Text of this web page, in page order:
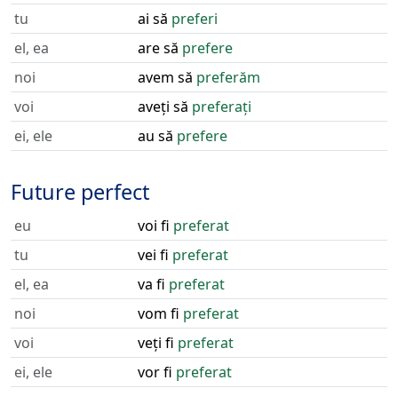
tu
ai să preferi
el, ea
are să prefere
noi
avem să preferăm
voi
aveți să preferați
ei, ele
au să prefere
Future perfect
eu voi fi preferat
tu
vei fi preferat
el, ea
va fi preferat
noi
vom fi preferat
voi
veți fi preferat
ei, ele
vor fi preferat